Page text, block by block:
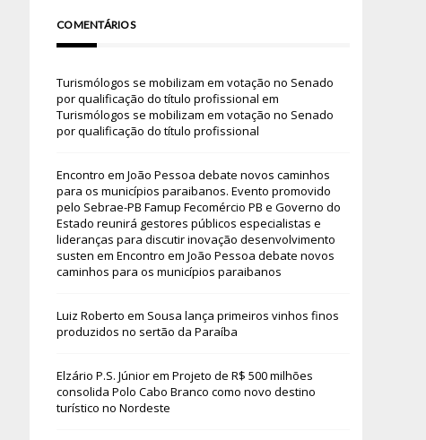
COMENTÁRIOS
Turismólogos se mobilizam em votação no Senado
por qualificação do título profissional em
Turismólogos se mobilizam em votação no Senado
por qualificação do título profissional
Encontro em João Pessoa debate novos caminhos
para os municípios paraibanos. Evento promovido
pelo Sebrae-PB Famup Fecomércio PB e Governo do
Estado reunirá gestores públicos especialistas e
lideranças para discutir inovação desenvolvimento
susten em Encontro em João Pessoa debate novos
caminhos para os municípios paraibanos
Luiz Roberto em Sousa lança primeiros vinhos finos
produzidos no sertão da Paraíba
Elzário P.S. Júniorem Projeto de R$ 500 milhões
consolida Polo Cabo Branco como novo destino
turístico no Nordeste